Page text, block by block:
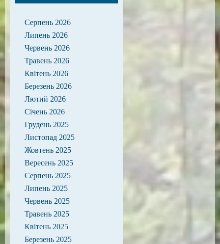
Серпень 2026
Липень 2026
Червень 2026
Травень 2026
Квітень 2026
Березень 2026
Лютий 2026
Січень 2026
Грудень 2025
Листопад 2025
Жовтень 2025
Вересень 2025
Серпень 2025
Липень 2025
Червень 2025
Травень 2025
Квітень 2025
Березень 2025